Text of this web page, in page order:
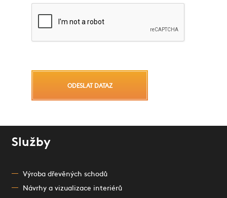
ODESLAT DATAZ
Služby
Výroba dřevěných schodů
Návrhy a vizualizace interiérů